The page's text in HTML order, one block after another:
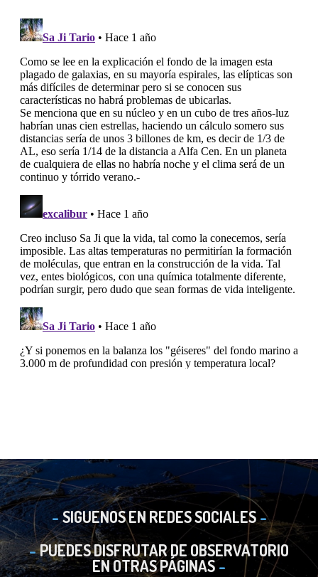
SIGUENOS EN REDES SOCIALES
PUEDES DISFRUTAR DE OBSERVATORIO
EN OTRAS PÁGINAS